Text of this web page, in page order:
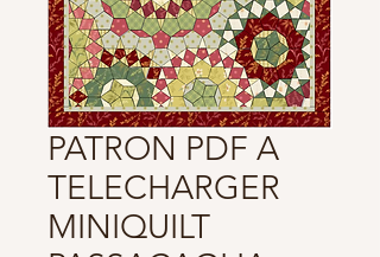
PATRON PDF A
TELECHARGER
MINIQUILT